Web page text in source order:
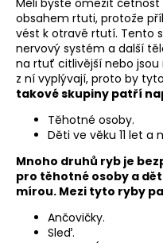
Měli byste omezit
obsahem rtuti, protože
vést k otravě rtutí. Tento
nervový systém a další
na rtuť citlivější nebo
z ní vyplývají, proto by
takové skupiny patří
Těhotné osoby.
Děti ve věku 11 let a
Mnoho druhů ryb je
pro těhotné osoby a
mírou. Mezi tyto ryby
Ančovičky.
Sleď.